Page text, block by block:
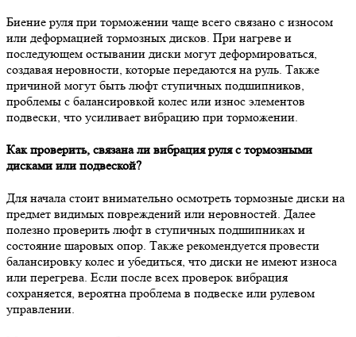
Биение руля при торможении чаще всего связано с износом
или деформацией тормозных дисков. При нагреве и
последующем остывании диски могут деформироваться,
создавая неровности, которые передаются на руль. Также
причиной могут быть люфт ступичных подшипников,
проблемы с балансировкой колес или износ элементов
подвески, что усиливает вибрацию при торможении.
Как проверить, связана ли вибрация руля с тормозными
дисками или подвеской?
Для начала стоит внимательно осмотреть тормозные диски на
предмет видимых повреждений или неровностей. Далее
полезно проверить люфт в ступичных подшипниках и
состояние шаровых опор. Также рекомендуется провести
балансировку колес и убедиться, что диски не имеют износа
или перегрева. Если после всех проверок вибрация
сохраняется, вероятна проблема в подвеске или рулевом
управлении.